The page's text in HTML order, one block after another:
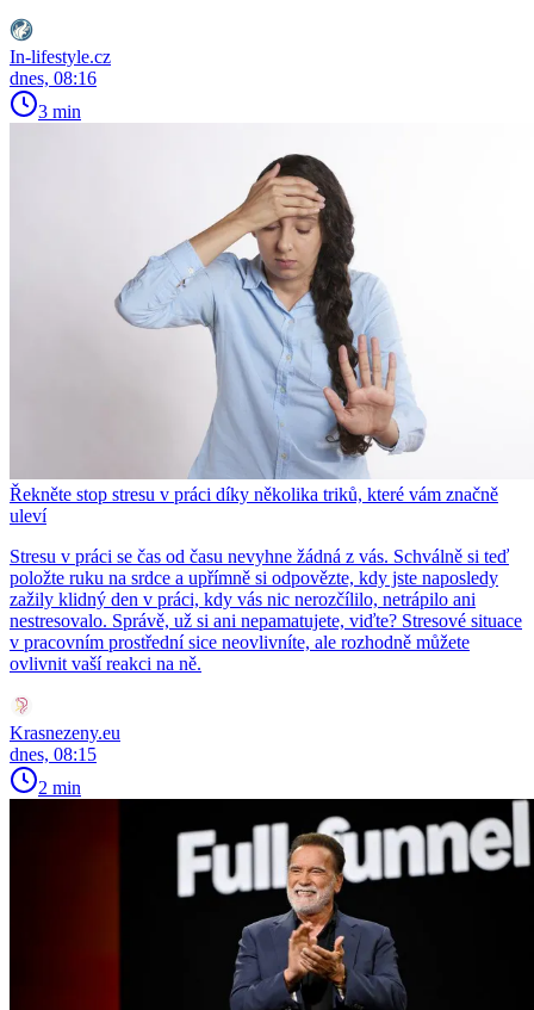
In-lifestyle.cz
dnes, 08:16
3 min
Řekněte stop stresu v práci díky několika triků, které vám značně
uleví
Stresu v práci se čas od času nevyhne žádná z vás. Schválně si teď
položte ruku na srdce a upřímně si odpovězte, kdy jste naposledy
zažily klidný den v práci, kdy vás nic nerozčílilo, netrápilo ani
nestresovalo. Správě, už si ani nepamatujete, viďte? Stresové situace
v pracovním prostřední sice neovlivníte, ale rozhodně můžete
ovlivnit vaší reakci na ně.
Krasnezeny.eu
dnes, 08:15
2 min